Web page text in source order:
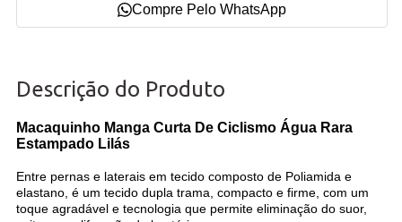
Compre Pelo WhatsApp
Descrição do Produto
Macaquinho Manga Curta De Ciclismo Água Rara
Estampado Lilás
Entre pernas e laterais em tecido composto de Poliamida e
elastano, é um tecido dupla trama, compacto e firme, com um
toque agradável e tecnologia que permite eliminação do suor,